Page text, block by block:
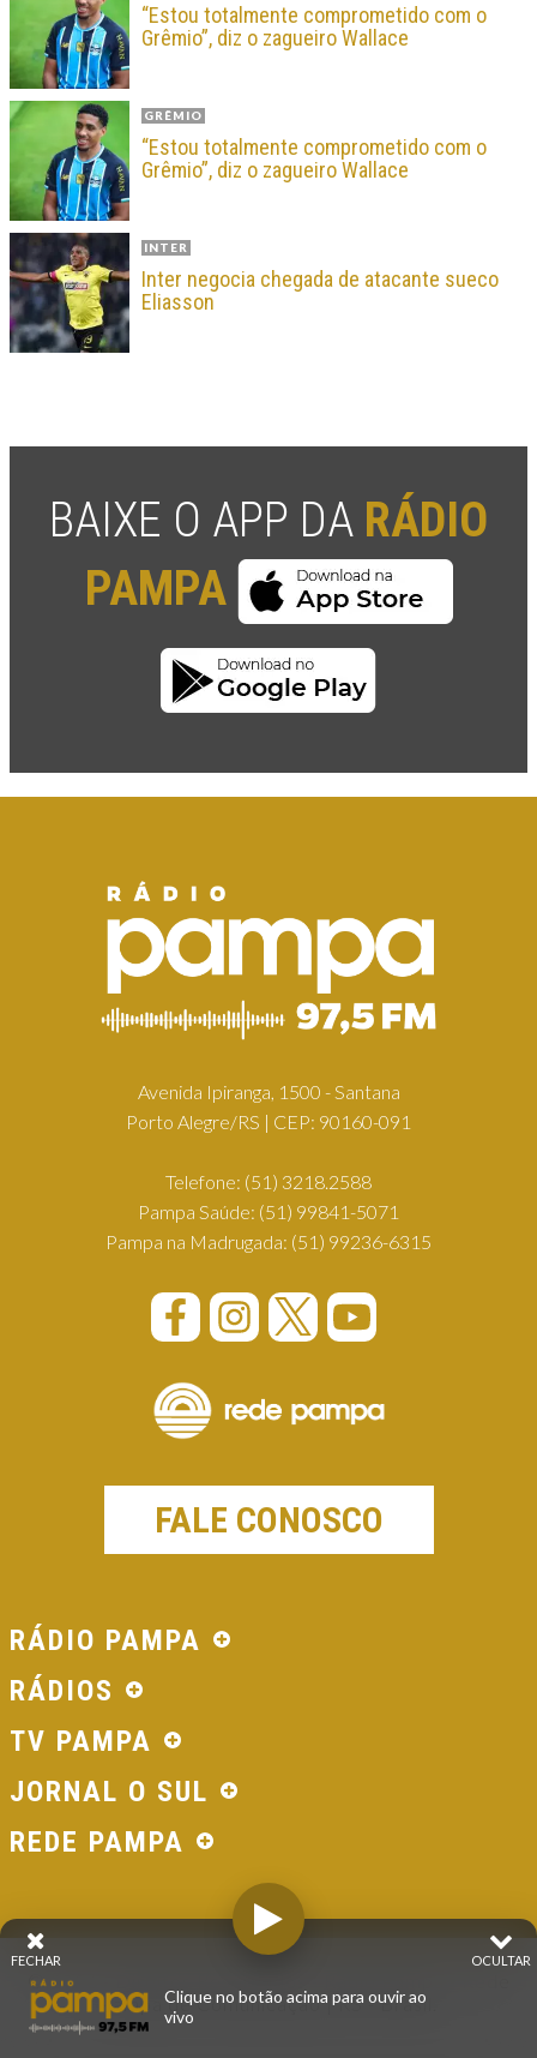
“Estou totalmente comprometido com o
Grêmio”, diz o zagueiro Wallace
GRÊMIO
“Estou totalmente comprometido com o
Grêmio”, diz o zagueiro Wallace
INTER
Inter negocia chegada de atacante sueco
Eliasson
BAIXE O APP DA RÁDIO
PAMPA
Avenida Ipiranga, 1500 - Santana
Porto Alegre/RS | CEP: 90160-091
Telefone: (51) 3218.2588
Pampa Saúde: (51) 99841-5071
Pampa na Madrugada: (51) 99236-6315
FALE CONOSCO
RÁDIO PAMPA
RÁDIOS
TV PAMPA
JORNAL O SUL
REDE PAMPA
© 2026 - Direitos Reservados - Rádio Pampa - Rede
Pampa de Comunicação | RS - Brasil.
OCULTAR
FECHAR
Clique no botão acima para ouvir ao
vivo